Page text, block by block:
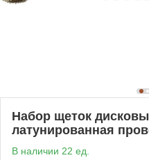
Набор щеток
латунированная
В наличии 22 ед.